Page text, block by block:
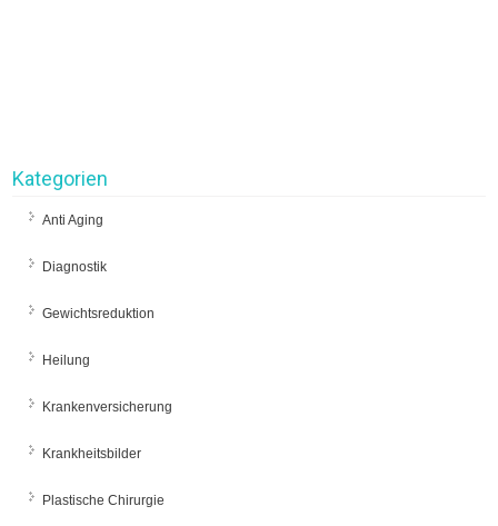
Kategorien
Anti Aging
Diagnostik
Gewichtsreduktion
Heilung
Krankenversicherung
Krankheitsbilder
Plastische Chirurgie